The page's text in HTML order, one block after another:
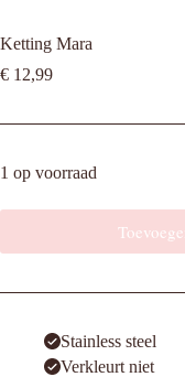
Ketting Mara
€ 12,99
1 op voorraad
Stainless steel
Verkleurt niet